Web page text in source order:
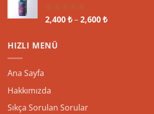
5 üzerinden
2,400₺–2,600₺Fiyat
HIZLI MENÜ
Ana Sayfa
Hakkımızda
Sıkça Sorulan Sorular